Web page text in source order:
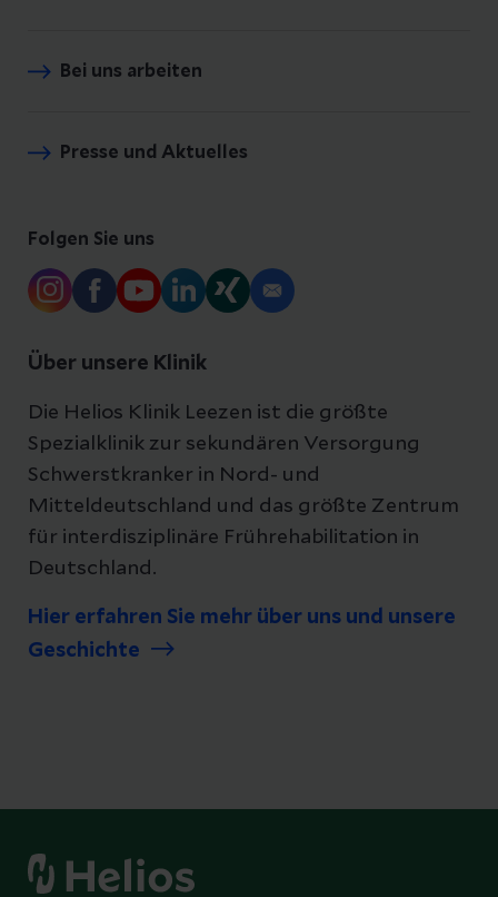
Bei uns arbeiten
Presse und Aktuelles
Folgen Sie uns
Über unsere Klinik
Die Helios Klinik Leezen ist die größte
Spezialklinik zur sekundären Versorgung
Schwerstkranker in Nord- und
Mitteldeutschland und das größte Zentrum
für interdisziplinäre Frührehabilitation in
Deutschland.
Hier erfahren Sie mehr über uns und unsere
Geschichte